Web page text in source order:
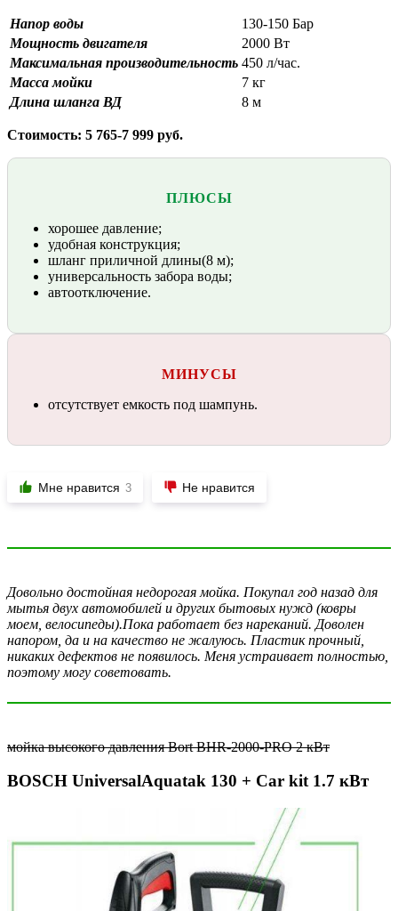
Напор воды
130-150 Бар
Мощность двигателя
2000 Вт
Максимальная производительность 450 л/час.
Масса мойки
7 кг
Длина шланга ВД
8 м
Стоимость: 5 765-7 999 руб.
ПЛЮСЫ
хорошее давление;
удобная конструкция;
шланг приличной длины(8 м);
универсальность забора воды;
автоотключение.
МИНУСЫ
отсутствует емкость под шампунь.
Мне нравится 3 Не нравится
Довольно достойная недорогая мойка. Покупал год назад для
мытья двух автомобилей и других бытовых нужд (ковры
моем, велосипеды).Пока работает без нареканий. Доволен
напором, да и на качество не жалуюсь. Пластик прочный,
никаких дефектов не появилось. Меня устраивает полностью,
поэтому могу советовать.
мойка высокого давления Bort BHR-2000-PRO 2 кВт
BOSCH UniversalAquatak 130 + Car kit 1.7 кВт